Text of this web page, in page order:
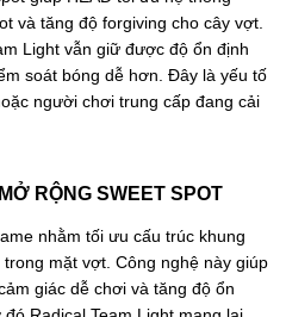
và tăng độ forgiving cho cây vợt.
Light vẫn giữ được độ ổn định
soát bóng dễ hơn. Đây là yếu tố
người chơi trung cấp đang cải
RỘNG SWEET SPOT
nhằm tối ưu cấu trúc khung
mặt vợt. Công nghệ này giúp
giác dễ chơi và tăng độ ổn